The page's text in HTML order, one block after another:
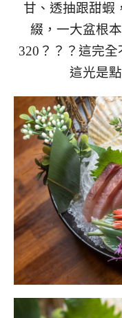
甘、透抽跟甜蝦
綴，一大盆根
320？？？這完
這光是